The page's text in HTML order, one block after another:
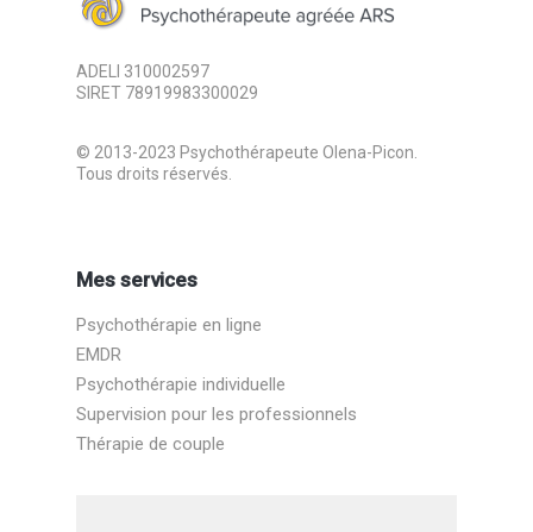
ADELI 310002597
SIRET 78919983300029
© 2013-2023 Psychothérapeute Olena-Picon.
Tous droits réservés.
Mes services
Psychothérapie en ligne
EMDR
Psychothérapie individuelle
Supervision pour les professionnels
Thérapie de couple